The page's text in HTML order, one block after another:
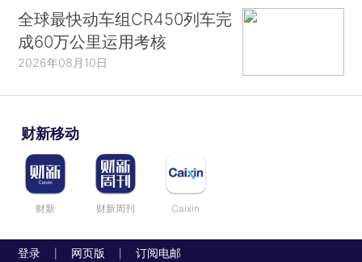
全球最快动车组CR450列车完
成60万公里运用考核
2026年08月10日
财新移动
财新 财新周刊 Caixin
登录 网页版 订阅电邮